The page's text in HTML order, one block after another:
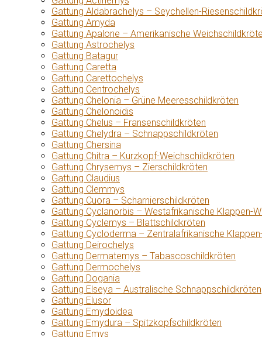
Gattung Aldabrachelys – Seychellen-
Gattung Amyda
Gattung Apalone – Amerikanische
Gattung Astrochelys
Gattung Batagur
Gattung Caretta
Gattung Carettochelys
Gattung Centrochelys
Gattung Chelonia – Grüne Meeresschildkröten
Gattung Chelonoidis
Gattung Chelus – Fransenschildkröten
Gattung Chelydra – Schnappschildkröten
Gattung Chersina
Gattung Chitra – Kurzkopf-Weichschildkröten
Gattung Chrysemys – Zierschildkröten
Gattung Claudius
Gattung Clemmys
Gattung Cuora – Scharnierschildkröten
Gattung Cyclanorbis – Westafrikanische Klappen-
Gattung Cyclemys – Blattschildkröten
Gattung Cycloderma – Zentralafrikanische
Gattung Deirochelys
Gattung Dermatemys – Tabascoschildkröten
Gattung Dermochelys
Gattung Dogania
Gattung Elseya – Australische Schnappschildkröten
Gattung Elusor
Gattung Emydoidea
Gattung Emydura – Spitzkopfschildkröten
Gattung Emys